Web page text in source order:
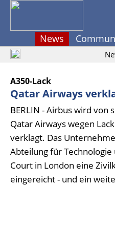
News
A350-Lack
Qatar Airways
BERLIN - Airbus wird von
Qatar Airways wegen
verklagt. Das
Abteilung für Technologie
Court in London eine
eingereicht - und ein